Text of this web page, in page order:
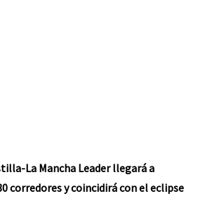
La Mancha Leader llegará a
corredores y coincidirá con el eclipse